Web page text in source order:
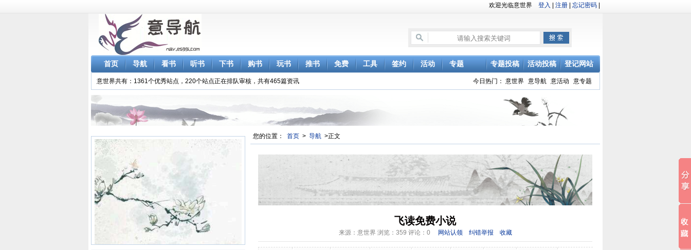
欢迎光临意世界 登入 注册 忘记密码
首页 导航 看书 听书 登记网站
活动投稿
专题投稿
下书 购书 玩书 推书 免费 工具 签约 活动 专题
意世界共有：1361个优秀站点，220个站点正在排队审核，共有465篇资讯 今日热门： 意世界 意导航 意活动 意专题
您的位置： 首页 > 导航 >正文
飞读免费小说
来源：意世界 浏览： 359 评论：0 网站认领 纠错举报 收藏